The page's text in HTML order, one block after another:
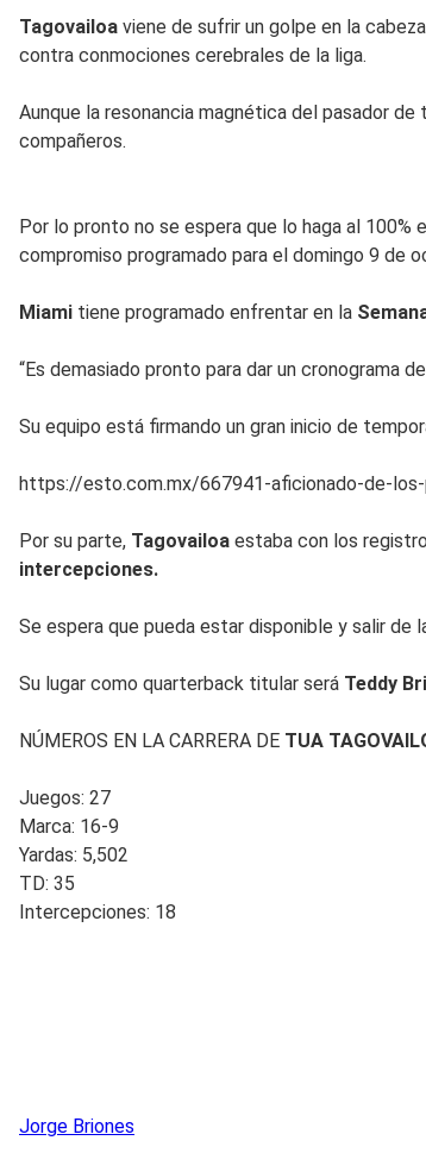
Tagovailoa viene de sufrir un golpe en la
contra conmociones cerebrales de la liga.
Aunque la resonancia magnética del pasador
compañeros.
Por lo pronto no se espera que lo haga al 100%
compromiso programado para el domingo 9 de
Miami tiene programado enfrentar en la
“Es demasiado pronto para dar un cronograma
Su equipo está firmando un gran inicio de
https://esto.com.mx/667941-aficionado-de-
Por su parte, Tagovailoa estaba con los
intercepciones.
Se espera que pueda estar disponible y salir
Su lugar como quarterback titular será Teddy
NÚMEROS EN LA CARRERA DE TUA
Juegos: 27
Marca: 16-9
Yardas: 5,502
TD: 35
Intercepciones: 18
Jorge Briones